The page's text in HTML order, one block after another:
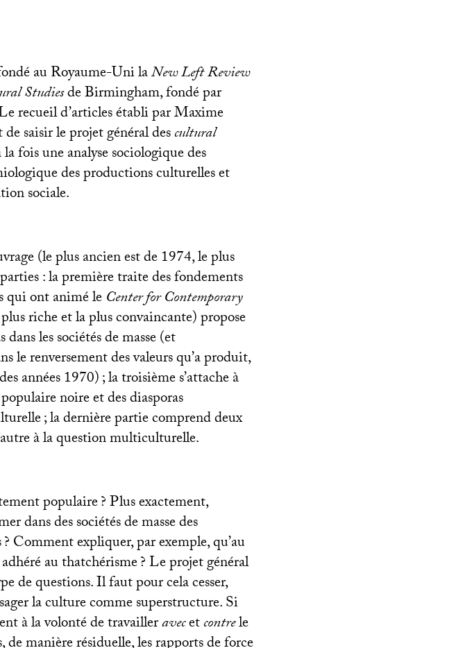
au Royaume-Uni laNew Left Review
Studiesde Birmingham, fondé par
recueil d’articles établi par Maxime
saisir le projet général descultural
fois une analyse sociologique des
des productions culturelles et
sociale.
(le plus ancien est de 1974, le plus
: la première traite des fondements
qui ont animé leCenter for Contemporary
riche et la plus convaincante) propose
les sociétés de masse (et
le renversement des valeurs qu’a produit,
années 1970); la troisième s’attache à
noire et des diasporas
; la dernière partie comprend deux
à la question multiculturelle.
populaire? Plus exactement,
dans des sociétés de masse des
? Comment expliquer, par exemple, qu’au
au thatchérisme? Le projet général
de questions. Il faut pour cela cesser,
la culture comme superstructure. Si
à la volonté de travailleravecetcontrele